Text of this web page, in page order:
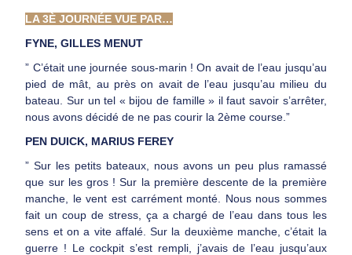
LA 3È JOURNÉE VUE PAR…
FYNE, GILLES MENUT
” C’était une journée sous-marin ! On avait de l’eau jusqu’au
pied de mât, au près on avait de l’eau jusqu’au milieu du
bateau. Sur un tel « bijou de famille » il faut savoir s’arrêter,
nous avons décidé de ne pas courir la 2ème course.”
PEN DUICK, MARIUS FEREY
” Sur les petits bateaux, nous avons un peu plus ramassé
que sur les gros ! Sur la première descente de la première
manche, le vent est carrément monté. Nous nous sommes
fait un coup de stress, ça a chargé de l’eau dans tous les
sens et on a vite affalé. Sur la deuxième manche, c’était la
guerre ! Le cockpit s’est rempli, j’avais de l’eau jusqu’aux